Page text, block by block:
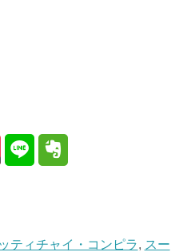
ティチャイ・コンピラ, スー